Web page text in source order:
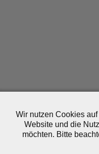
Wir nutzen Cookies
Website und die
möchten. Bitte